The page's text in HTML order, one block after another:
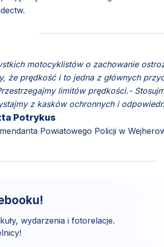
motocyklistów o zachowanie
że prędkość i to jedna z głównych
limitów prędkości.-
z kasków ochronnych i
Potrykus
Powiatowego Policji w
wydarzenia i fotorelacje.